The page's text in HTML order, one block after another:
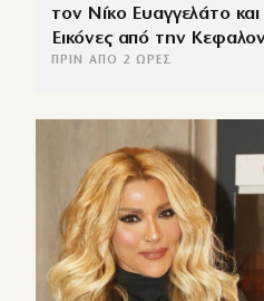
τον Νίκο Ευαγγελάτο
Εικόνες από την
ΠΡΙΝ ΑΠΌ 2 ΏΡΕΣ